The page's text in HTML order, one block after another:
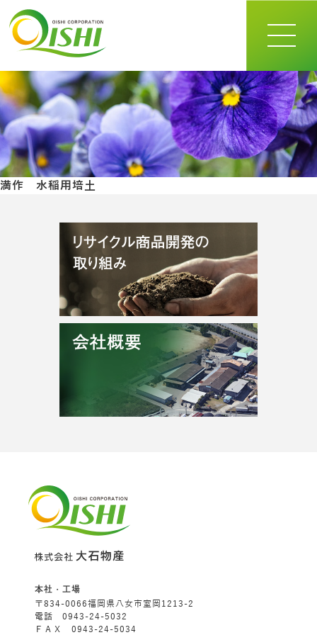
toggle
満作 水稲用培土
本社・工場
〒834-0066福岡県八女市室岡1213-2
電話 0943-24-5032
ＦＡＸ 0943-24-5034